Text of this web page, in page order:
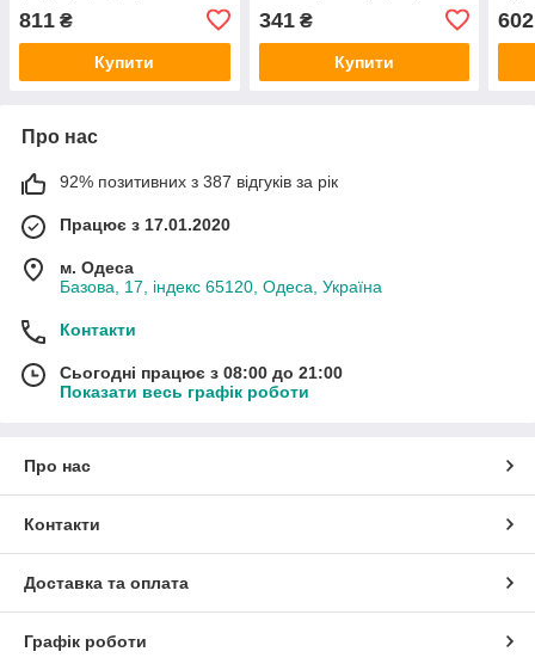
811 ₴
Купити
341₴
Купити
602
Про нас
92% позитивних з 387 відгуків за рік
Працює з 17.01.2020
м. Одеса
Базова, 17, індекс 65120, Одеса, Україна
Контакти
Сьогодні працює з 08:00 до 21:00
Показати весь графік роботи
Про нас
Контакти
Доставка та оплата
Графік роботи